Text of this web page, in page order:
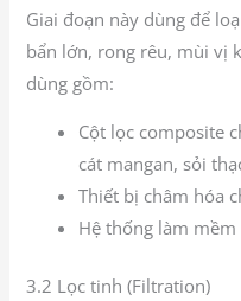
Giai đoạn này dùng để
bẩn lớn, rong rêu, mùi vị
dùng gồm:
Cột lọc composite
cát mangan, sỏi
Thiết bị châm hóa
Hệ thống làm
3.2 Lọc tinh (Filtration)